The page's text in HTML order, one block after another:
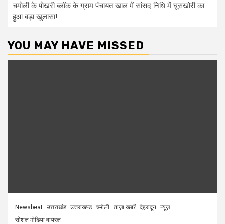
चमोली के पोखरी ब्लॉक के ग्राम पंचायत खाल में सांसद निधि में घूसखोरी का
हुआ बड़ा खुलासा!
YOU MAY HAVE MISSED
Newsbeat उत्तराखंड उत्तराखण्ड चमोली ताज़ा ख़बरें देहरादून न्यूज़
सोशल मीडिया वायरल